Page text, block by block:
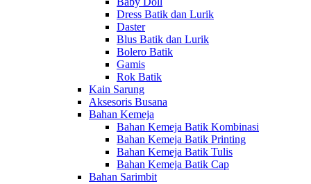
Dress Batik dan Lurik
Daster
Blus Batik dan Lurik
Bolero Batik
Gamis
Rok Batik
Kain Sarung
Aksesoris Busana
Bahan Kemeja
Bahan Kemeja Batik Kombinasi
Bahan Kemeja Batik Printing
Bahan Kemeja Batik Tulis
Bahan Kemeja Batik Cap
Bahan Sarimbit